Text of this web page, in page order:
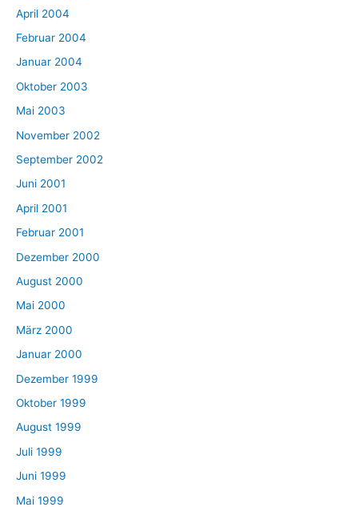
April 2004
Februar 2004
Januar 2004
Oktober 2003
Mai 2003
November 2002
September 2002
Juni 2001
April 2001
Februar 2001
Dezember 2000
August 2000
Mai 2000
März 2000
Januar 2000
Dezember 1999
Oktober 1999
August 1999
Juli 1999
Juni 1999
Mai 1999